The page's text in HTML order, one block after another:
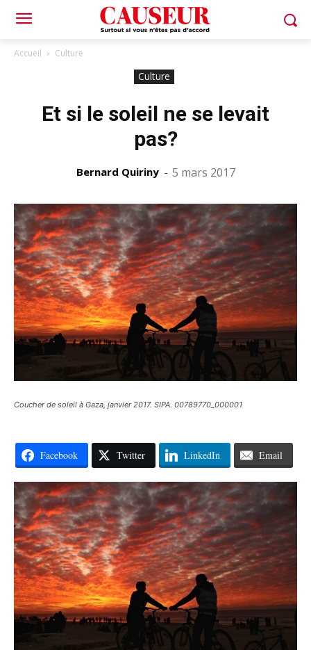
Accueil Culture
Culture
Et si le soleil ne se levait
pas?
Bernard Quiriny - 5 mars 2017
Coucher de soleil à Gaza, janvier 2017. SIPA. 00789770_000001
Facebook Twitter LinkedIn Email